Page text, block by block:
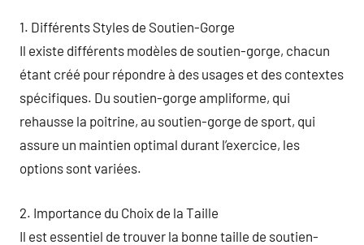
1. Différents Styles de Soutien-Gorge
Il existe différents modèles de soutien-gorge, chacun
étant créé pour répondre à des usages et des contextes
spécifiques. Du soutien-gorge ampliforme, qui
rehausse la poitrine, au soutien-gorge de sport, qui
assure un maintien optimal durant l’exercice, les
options sont variées.
2. Importance du Choix de la Taille
Il est essentiel de trouver la bonne taille de soutien-